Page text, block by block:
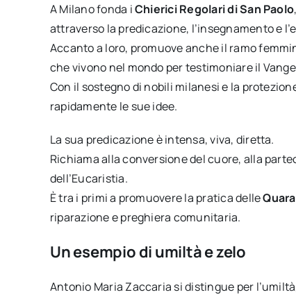
A Milano fonda iChierici Regolari di San Paolo
attraverso la predicazione, l’insegnamento e
Accanto a loro, promuove anche il ramo
che vivono nel mondo per testimoniare il
Con il sostegno di nobili milanesi e la
rapidamente le sue idee.
La sua predicazione è intensa, viva, diretta.
Richiama alla conversione del cuore, alla
dell’Eucaristia.
È tra i primi a promuovere la pratica delle
riparazione e preghiera comunitaria.
Un esempio di umiltà e zelo
Antonio Maria Zaccaria si distingue per